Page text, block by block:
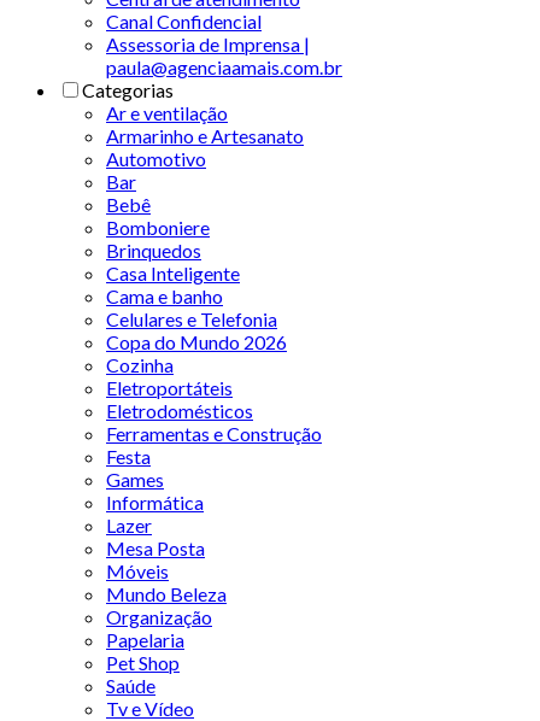
Canal Confidencial
Assessoria de Imprensa |
paula@agenciaamais.com.br
Categorias
Ar e ventilação
Armarinho e Artesanato
Automotivo
Bar
Bebê
Bomboniere
Brinquedos
Casa Inteligente
Cama e banho
Celulares e Telefonia
Copa do Mundo 2026
Cozinha
Eletroportáteis
Eletrodomésticos
Ferramentas e Construção
Festa
Games
Informática
Lazer
Mesa Posta
Móveis
Mundo Beleza
Organização
Papelaria
Pet Shop
Saúde
Tv e Vídeo